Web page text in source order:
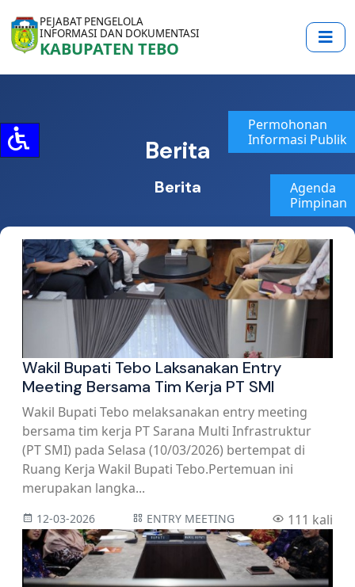
Permohonan
Informasi Publik
Agenda
Pimpinan
PEJABAT PENGELOLA
INFORMASI DAN DOKUMENTASI
KABUPATEN TEBO
Berita
Berita
Wakil Bupati Tebo Laksanakan Entry
Meeting Bersama Tim Kerja PT SMI
Wakil Bupati Tebo melaksanakan entry meeting
bersama tim kerja PT Sarana Multi Infrastruktur
(PT SMI) pada Selasa (10/03/2026) bertempat di
Ruang Kerja Wakil Bupati Tebo.Pertemuan ini
merupakan langka...
12-03-2026 ENTRY MEETING 111 kali